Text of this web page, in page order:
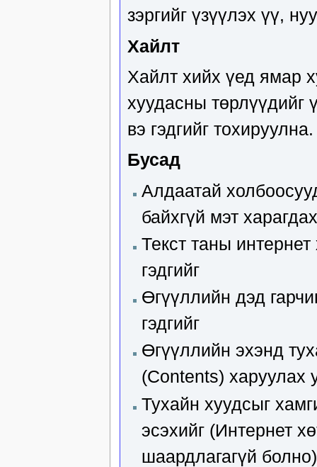
зэргийг үзүүлэх үү,
Хайлт
Хайлт хийх үед ямар
хуудасны төрлүүдийг
вэ гэдгийг тохируулна.
Бусад
Алдаатай
байхгүй мэт
Текст таны
гэдгийг
Өгүүллийн дэд
гэдгийг
Өгүүллийн эхэнд
(Contents) харуулах
Тухайн хуудсыг
эсэхийг (Интернет
шаардлагагүй